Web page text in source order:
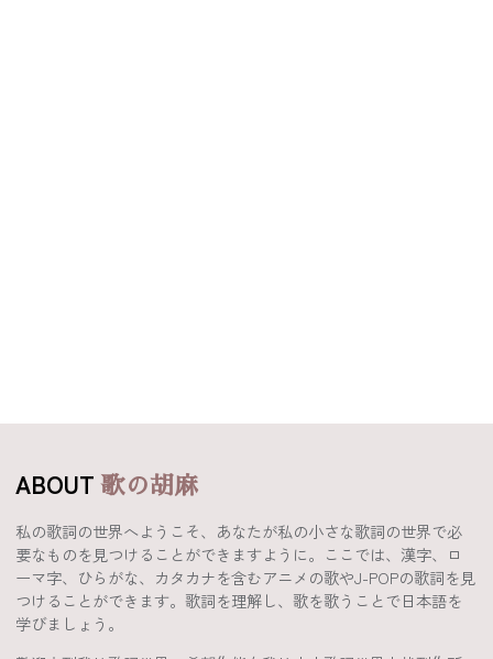
ABOUT歌の胡麻
私の歌詞の世界へようこそ、あなたが私の小さな歌詞の世界で必
要なものを見つけることができますように。ここでは、漢字、ロ
ーマ字、ひらがな、カタカナを含むアニメの歌やJ-POPの歌詞を見
つけることができます。歌詞を理解し、歌を歌うことで日本語を
学びましょう。